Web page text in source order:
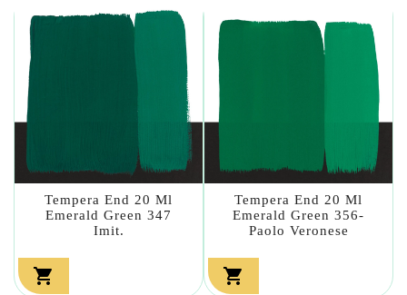
Tempera End 20 Ml
Emerald Green 347
Imit.

Tempera End 20 Ml
Emerald Green 356-
Paolo Veronese
